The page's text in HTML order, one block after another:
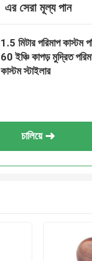
এর সেরা মূল্য পান
1.5 মিটার পরিমাপ কাস্টম
60 ইঞ্চি কাপড় মুদ্রিত
কাস্টম স্টাইলার
চালিয়ে